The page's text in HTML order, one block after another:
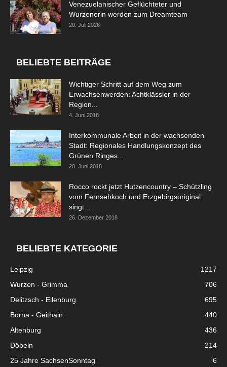
Venezuelanischer Geflüchteter und
Wurzenerin werden zum Dreamteam
20. Juli 2026
BELIEBTE BEITRÄGE
Wichtiger Schritt auf dem Weg zum
Erwachsenwerden: Achtklässler in der
Region...
4. Juni 2018
Interkommunale Arbeit in der wachsenden
Stadt: Regionales Handlungskonzept des
Grünen Ringes...
20. Juni 2018
Rocco rockt jetzt Hutzencountry – Schützling
vom Fernsehkoch und Erzgebirgsoriginal
singt...
26. Dezember 2018
BELIEBTE KATEGORIE
Leipzig
1217
Wurzen - Grimma
706
Delitzsch - Eilenburg
695
Borna - Geithain
440
Altenburg
436
Döbeln
214
25 Jahre SachsenSonntag
6